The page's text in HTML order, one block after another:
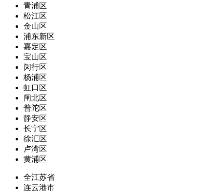
青浦区
松江区
金山区
浦东新区
嘉定区
宝山区
闵行区
杨浦区
虹口区
闸北区
普陀区
静安区
长宁区
徐汇区
卢湾区
黄浦区
全江苏省
连云港市